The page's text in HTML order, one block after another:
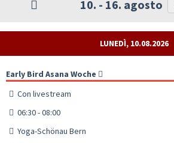
10. - 16. agosto
LUNEDÌ, 10.08.2026
Early Bird Asana Woche
Con livestream
06:30 - 08:00
Yoga-Schönau Bern